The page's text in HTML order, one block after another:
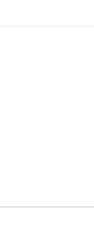
군의 차세대